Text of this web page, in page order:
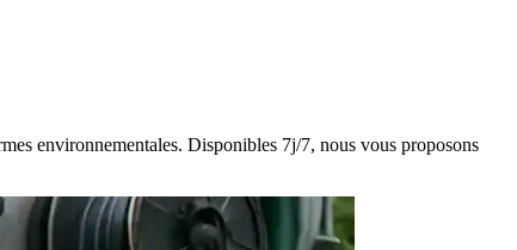
environnementales. Disponibles 7j/7, nous vous proposons